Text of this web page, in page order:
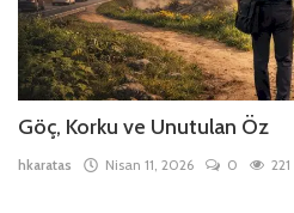
Göç, Korku ve Unutulan Öz
hkaratas Nisan 11, 2026 0 221